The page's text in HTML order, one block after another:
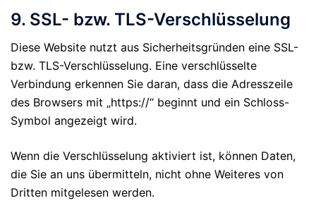
9. SSL- bzw. TLS-Verschlüsselung
Diese Website nutzt aus Sicherheitsgründen eine SSL-
bzw. TLS-Verschlüsselung. Eine verschlüsselte
Verbindung erkennen Sie daran, dass die Adresszeile
des Browsers mit „https://“ beginnt und ein Schloss-
Symbol angezeigt wird.
Wenn die Verschlüsselung aktiviert ist, können Daten,
die Sie an uns übermitteln, nicht ohne Weiteres von
Dritten mitgelesen werden.